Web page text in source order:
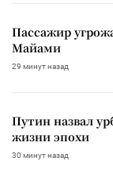
Пассажир
Майами
29 минут назад
Путин назвал
жизни эпохи
30 минут назад